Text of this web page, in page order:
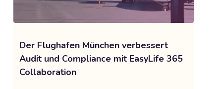
Der Flughafen München verbessert
Audit und Compliance mit EasyLife 365
Collaboration